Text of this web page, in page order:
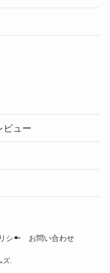
ビュー
シー お問い合わせ
ズ.